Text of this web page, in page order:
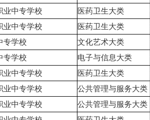
业中专学校 医药卫生大类
业中专学校 医药卫生大类
专学校 文化艺术大类
专学校 电子与信息大类
业中专学校 医药卫生大类
业中专学校 公共管理与服务大类
业中专学校 公共管理与服务大类